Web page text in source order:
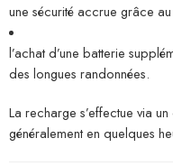
une sécurité accrue grâce
l’achat d’une batterie
des longues randonnées.
La recharge s’effectue via
généralement en quelques